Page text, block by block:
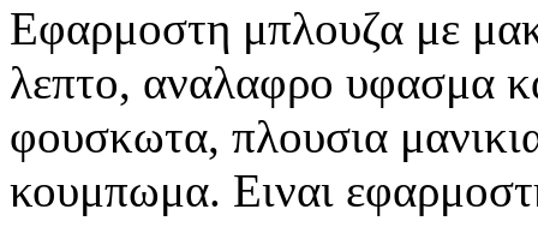
Εφαρμοστη μπλουζα με
λεπτο, αναλαφρο υφασμα
φουσκωτα, πλουσια
κουμπωμα. Ειναι